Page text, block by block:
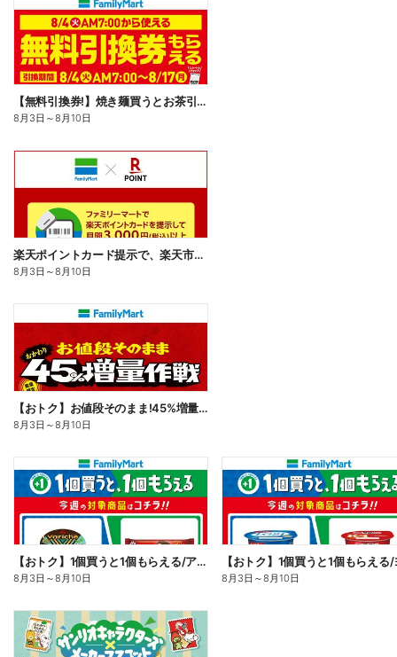
【無料引換券!】焼き麺買うとお茶引換券貰える!
8月3日 ～8月10日
楽天ポイントカード提示で、楽天市場でのお買い物がおトクに!
8月3日 ～8月10日
【おトク】お値段そのまま!45%増量作戦!
8月3日 ～8月10日
【おトク】1個買うと1個もらえる/アイス
8月3日 ～8月10日 8月3日 ～8月10日